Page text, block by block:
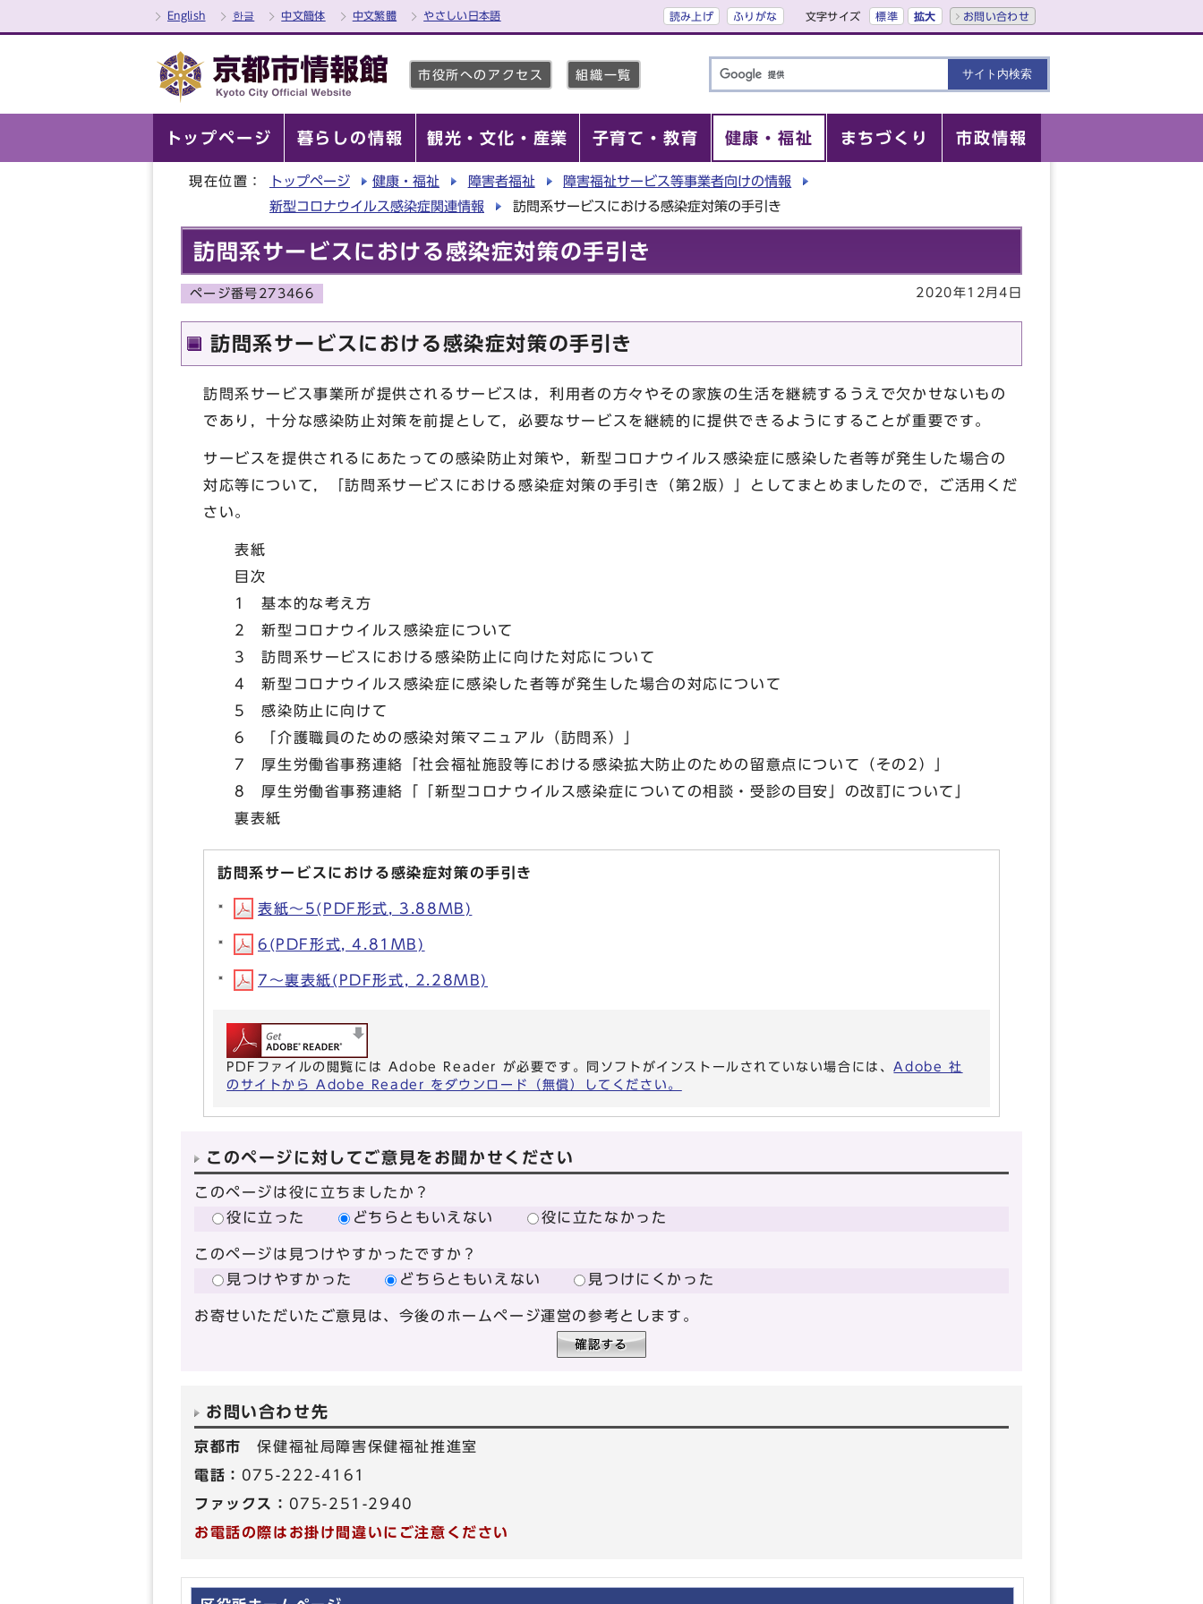
English 한글 中文簡体 中文繁體 やさしい日本語 読み上げ ふりがな 文字サイズ 標準 拡大 お問い合わせ
市役所へのアクセス 組織一覧
トップページ 暮らしの情報 観光・文化・産業 子育て・教育 健康・福祉 まちづくり 市政情報
現在位置： トップページ 健康・福祉 障害者福祉
障害福祉サービス等事業者向けの情報
新型コロナウイルス感染症関連情報
訪問系サービスにおける感染症対策の手引き
訪問系サービスにおける感染症対策の手引き
ページ番号273466 2020年12月4日
訪問系サービスにおける感染症対策の手引き
訪問系サービス事業所が提供されるサービスは，利用者の方々やその家族の生活を継続するうえで欠かせないもの
であり，十分な感染防止対策を前提として，必要なサービスを継続的に提供できるようにすることが重要です。
サービスを提供されるにあたっての感染防止対策や，新型コロナウイルス感染症に感染した者等が発生した場合の
対応等について，「訪問系サービスにおける感染症対策の手引き（第2版）」としてまとめましたので，ご活用くだ
さい。
表紙
目次
1 基本的な考え方
2 新型コロナウイルス感染症について
3 訪問系サービスにおける感染防止に向けた対応について
4 新型コロナウイルス感染症に感染した者等が発生した場合の対応について
5 感染防止に向けて
6 「介護職員のための感染対策マニュアル（訪問系）」
7 厚生労働省事務連絡「社会福祉施設等における感染拡大防止のための留意点について（その2）」
8 厚生労働省事務連絡「「新型コロナウイルス感染症についての相談・受診の目安」の改訂について」
裏表紙
訪問系サービスにおける感染症対策の手引き
表紙～5(PDF形式, 3.88MB)
6(PDF形式, 4.81MB)
7～裏表紙(PDF形式, 2.28MB)
PDFファイルの閲覧には Adobe Reader が必要です。同ソフトがインストールされていない場合には、Adobe 社
のサイトから Adobe Reader をダウンロード（無償）してください。
このページに対してご意見をお聞かせください
このページは役に立ちましたか？
役に立った
どちらともいえない 役に立たなかった
このページは見つけやすかったですか？
見つけやすかった
どちらともいえない 見つけにくかった
お寄せいただいたご意見は、今後のホームページ運営の参考とします。
お問い合わせ先
京都市保健福祉局障害保健福祉推進室
電話： 075-222-4161
ファックス： 075-251-2940
お電話の際はお掛け間違いにご注意ください